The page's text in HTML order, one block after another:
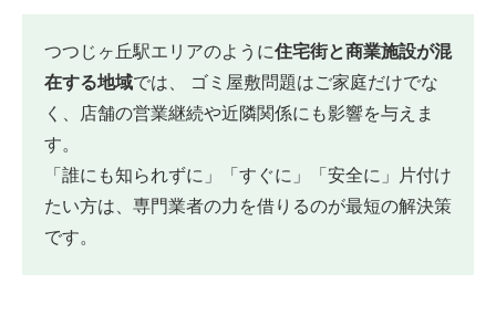
つつじヶ丘駅エリアのように住宅街と商業施設が混
在する地域では、 ゴミ屋敷問題はご家庭だけでな
く、店舗の営業継続や近隣関係にも影響を与えま
す。
「誰にも知られずに」「すぐに」「安全に」片付け
たい方は、専門業者の力を借りるのが最短の解決策
です。